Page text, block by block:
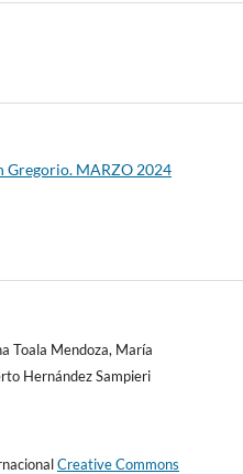
Gregorio. MARZO 2024
Toala Mendoza, María
Hernández Sampieri
Creative Commons